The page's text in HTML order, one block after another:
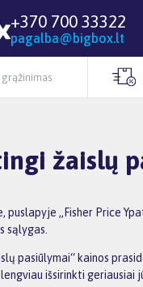
+370 700 33322
pagalba@bigbox.lt
žaislų
puslapyje „Fisher Price
sąlygas.
pasiūlymai“ kainos
išsirinkti geriausiai